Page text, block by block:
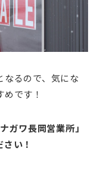
なるので、気にな
です！
ガワ長岡営業所」
い！